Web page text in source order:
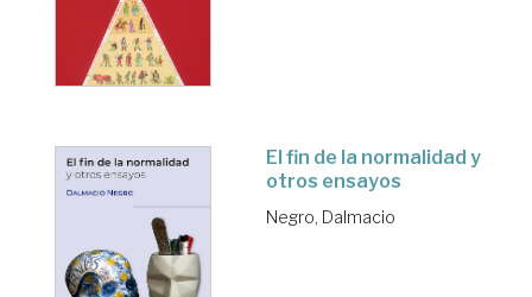
El fin de la normalidad y
otros ensayos
Negro, Dalmacio